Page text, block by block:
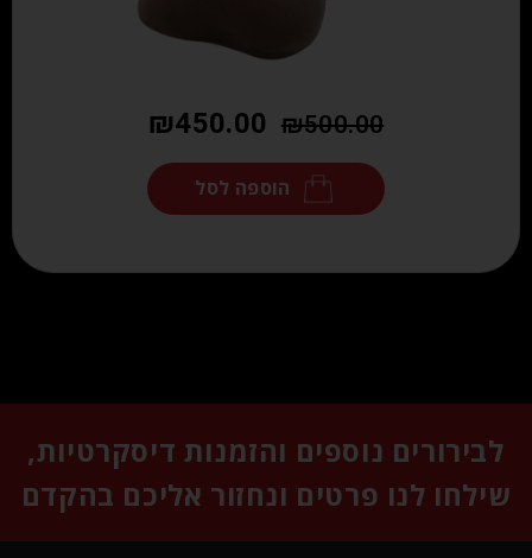
₪500.00
₪450.00
הוספה לסל
לבירורים נוספים והזמנות דיסקרטיות,
שילחו לנו פרטים ונחזור אליכם בהקדם